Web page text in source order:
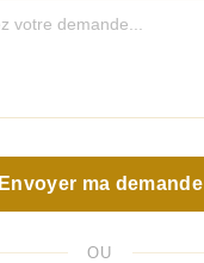
Envoyer ma demande
OU